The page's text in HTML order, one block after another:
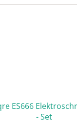
ES666
- Set